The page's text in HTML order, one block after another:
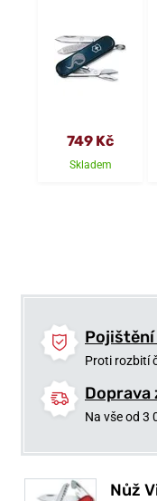
749 Kč
Skladem
Proti rozbití
Doprava
Na vše od 3
Nůž